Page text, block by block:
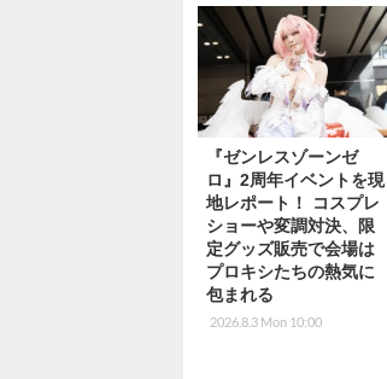
『ゼンレスゾーンゼ
ロ』2周年イベントを現
地レポート！ コスプレ
ショーや変調対決、限
定グッズ販売で会場は
プロキシたちの熱気に
包まれる
2026.8.3 Mon 10:00